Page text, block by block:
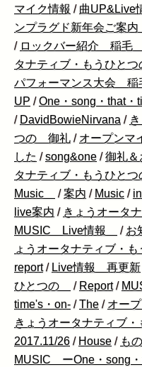
マイク情報 / 曲UP&Live
ンプラグド新年会ご案
/ ロックバー紹介 稲毛
タナティブ・もうひと
パフォーマンス大会 稲
UP /One・song・that・
/ DavidBowieNirvana /
つの 御礼 / オープン
した /song&one /御礼＆
タナティブ・もうひとつ
Music
/案内 / Music /
live案内 / きょうオータ
MUSIC Live情報
/ お
ょうオータナティブ・
report / Live情報 再更新
ひとつの
/ Report /
time's・on- /The / オー
きょうオータナティブ
2017.11/26 / House / も
MUSIC ーOne・song